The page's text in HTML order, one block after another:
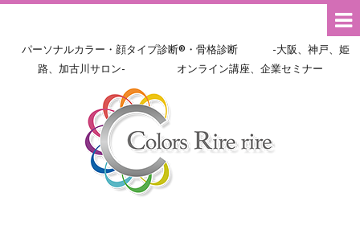
パーソナルカラー・顔タイプ診断®・骨格診断 -大阪、神戸、姫
路、加古川サロン- オンライン講座、企業セミナー